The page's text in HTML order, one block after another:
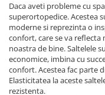
Daca aveti probleme cu
superortopedice. Acestea
moderne si reprezinta o
confort, care se va reflecta
noastra de bine. Saltelele
economice, imbina cu
confort. Acestea fac parte
Elasticitatea la aceste
rezistenta.